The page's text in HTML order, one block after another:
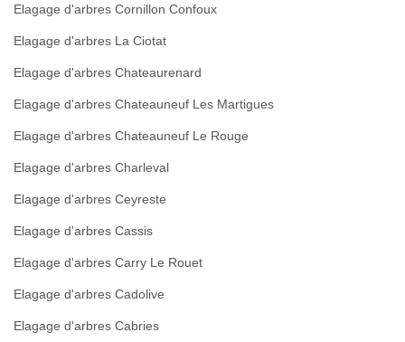
Elagage d'arbres Cornillon Confoux
Elagage d'arbres La Ciotat
Elagage d'arbres Chateaurenard
Elagage d'arbres Chateauneuf Les Martigues
Elagage d'arbres Chateauneuf Le Rouge
Elagage d'arbres Charleval
Elagage d'arbres Ceyreste
Elagage d'arbres Cassis
Elagage d'arbres Carry Le Rouet
Elagage d'arbres Cadolive
Elagage d'arbres Cabries